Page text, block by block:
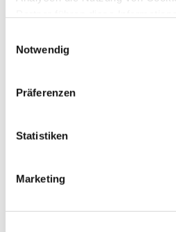
haben oder die sie im Rahmen
Notwendig
Präferenzen
Statistiken
Marketing